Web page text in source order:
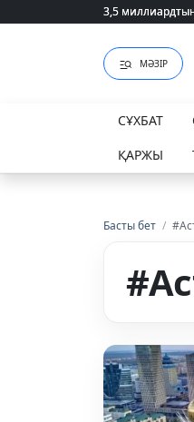
3,5
3,5
МӘЗІР
СҰХБАТ
ҚАРЖЫ
Басты бет /